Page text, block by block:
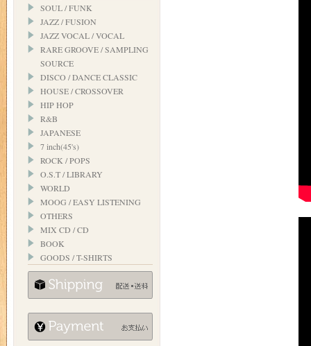
SOUL / FUNK
JAZZ / FUSION
JAZZ VOCAL / VOCAL
RARE GROOVE / SAMPLING
SOURCE
DISCO / DANCE CLASSIC
HOUSE / CROSSOVER
HIP HOP
R&B
JAPANESE
7 inch(45's)
ROCK / POPS
O.S.T / LIBRARY
WORLD
MOOG / EASY LISTENING
OTHERS
MIX CD / CD
BOOK
GOODS / T-SHIRTS